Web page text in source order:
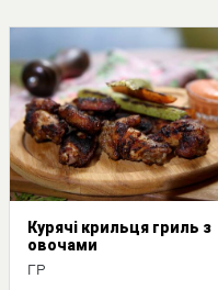
Курячі крильця гриль з
овочами
ГР